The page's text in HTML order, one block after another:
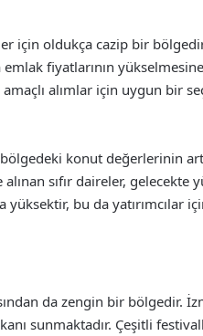
için oldukça cazip bir
fiyatlarının
alımlar için uygun bir
konut değerlerinin
sıfır daireler, gelecekte
bu da yatırımcılar
da zengin bir bölgedir.
sunmaktadır. Çeşitli